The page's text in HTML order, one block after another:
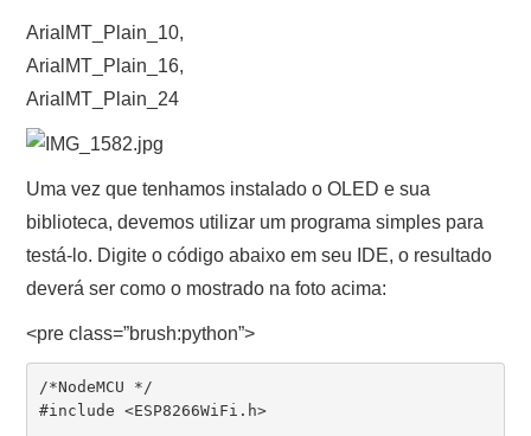
ArialMT_Plain_10,
ArialMT_Plain_16,
ArialMT_Plain_24
Uma vez que tenhamos instalado o OLED e sua
biblioteca, devemos utilizar um programa simples para
testá-lo. Digite o código abaixo em seu IDE, o resultado
deverá ser como o mostrado na foto acima:
<pre class=”brush:python”>
/*NodeMCU */
#include <ESP8266WiFi.h>